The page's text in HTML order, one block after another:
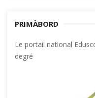
PRIMÀBORD
Le portail national
degré